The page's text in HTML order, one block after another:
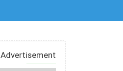
Advertisement